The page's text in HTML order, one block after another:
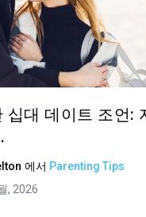
십대 데이트 조언:
에서 Parenting Tips
, 2026